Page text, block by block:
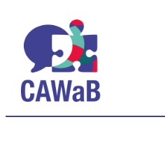
contenu